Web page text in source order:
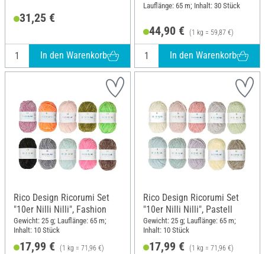
31,25 €
In den Warenkorb
Lauflänge: 65 m; Inhalt: 30 Stück
44,90 € (1 kg = 59,87 €)
In den Warenkorb
Rico Design Ricorumi Set
"10er Nilli Nilli", Fashion
Gewicht: 25 g; Lauflänge: 65 m;
Inhalt: 10 Stück
17,99 € (1 kg = 71,96 €)
Rico Design Ricorumi Set
"10er Nilli Nilli", Pastell
Gewicht: 25 g; Lauflänge: 65 m;
Inhalt: 10 Stück
17,99 € (1 kg = 71,96 €)